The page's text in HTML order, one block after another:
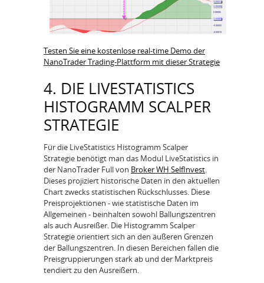
Testen Sie eine kostenlose real-time Demo der
NanoTrader Trading-Plattform mit dieser Strategie
4. DIE LIVESTATISTICS
HISTOGRAMM SCALPER
STRATEGIE
Für die LiveStatistics Histogramm Scalper
Strategie benötigt man das Modul LiveStatistics in
der NanoTrader Full von Broker WH SelfInvest
Dieses projiziert historische Daten in den aktuellen
Chart zwecks statistischen Rückschlusses. Diese
Preisprojektionen - wie statistische Daten im
Allgemeinen - beinhalten sowohl Ballungszentren
als auch Ausreißer. Die Histogramm Scalper
Strategie orientiert sich an den äußeren Grenzen
der Ballungszentren. In diesen Bereichen fallen die
Preisgruppierungen stark ab und der Marktpreis
tendiert zu den Ausreißern.